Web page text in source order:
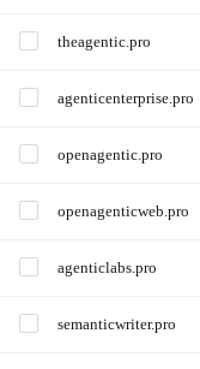
theagentic.pro
agenticenterprise.pro
openagentic.pro
openagenticweb.pro
agenticlabs.pro
semanticwriter.pro